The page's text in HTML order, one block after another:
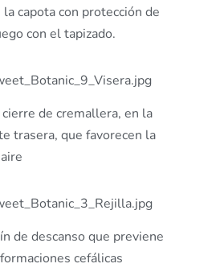
capota con protección de
con el tapizado.
cierre de cremallera, en la
trasera, que favorecen la
de descanso que previene
cefálicas